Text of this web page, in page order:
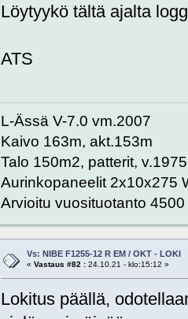
Löytyykö tältä ajalta
ATS
L-Ässä V-7.0 vm.2007
Kaivo 163m, akt.153m
Talo 150m2, patterit, v.1975
Aurinkopaneelit 2x10x275
Arvioitu vuosituotanto
Vs: NIBE F1255-12 R EM / OKT - LOKI
« Vastaus #82 :24.10.21 - klo:15:12 »
Lokitus päällä,